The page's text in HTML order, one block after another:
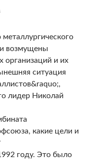
возмущены
организаций и их
ситуация
лидер Николай
какие цели и
году. Это было